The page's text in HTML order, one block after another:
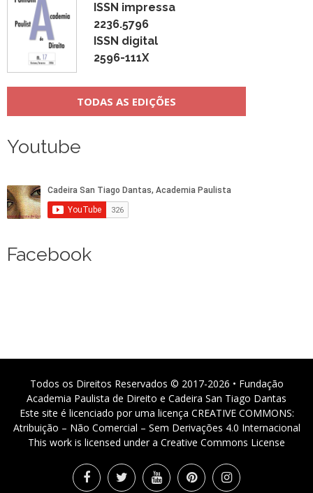
ISSN impressa
2236.5796
ISSN digital
2596-111X
TODAS AS EDIÇÕES
Youtube
Facebook
Todos os Direitos Reservados © 2017-2026 • Fundação
Academia Paulista de Direito e Cadeira San Tiago Dantas
Este site é licenciado por uma licença CREATIVE COMMONS:
Atribuição – Não Comercial – Sem Derivações 4.0 Internacional
This work is licensed under a Creative Commons License